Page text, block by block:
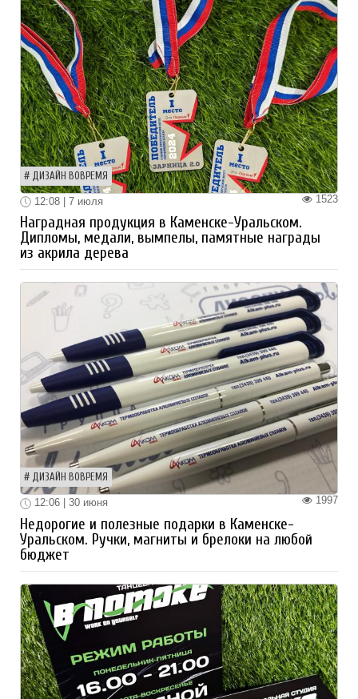
ДИЗАЙН ВОВРЕМЯ
1523
12:08 | 7 июля
Наградная продукция в Каменске-Уральском.
Дипломы, медали, вымпелы, памятные награды
из акрила дерева
ДИЗАЙН ВОВРЕМЯ
1997
12:06 | 30 июня
Недорогие и полезные подарки в Каменске-
Уральском. Ручки, магниты и брелоки на любой
бюджет